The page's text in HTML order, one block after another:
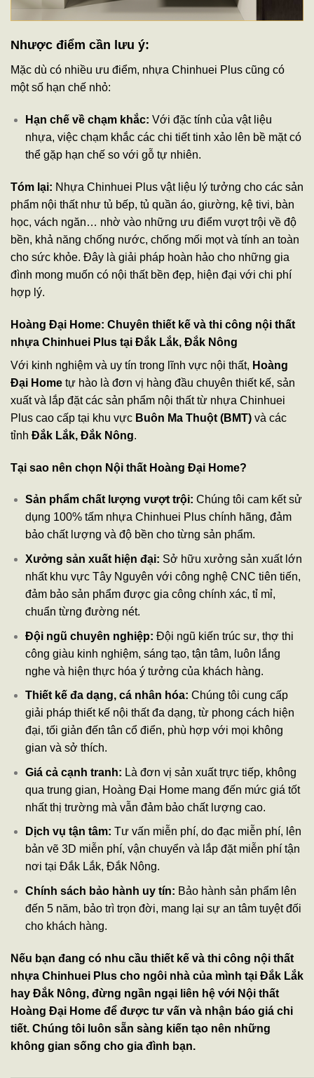
Nhược điểm cần lưu ý:
Mặc dù có nhiều ưu điểm, nhựa Chinhuei Plus cũng có
một số hạn chế nhỏ:
Hạn chế về chạm khắc: Với đặc tính của vật liệu
nhựa, việc chạm khắc các chi tiết tinh xảo lên bề mặt có
thể gặp hạn chế so với gỗ tự nhiên.
Tóm lại: Nhựa Chinhuei Plus vật liệu lý tưởng cho các sản
phẩm nội thất như tủ bếp, tủ quần áo, giường, kệ tivi, bàn
học, vách ngăn… nhờ vào những ưu điểm vượt trội về độ
bền, khả năng chống nước, chống mối mọt và tính an toàn
cho sức khỏe. Đây là giải pháp hoàn hảo cho những gia
đình mong muốn có nội thất bền đẹp, hiện đại với chi phí
hợp lý.
Hoàng Đại Home: Chuyên thiết kế và thi công nội thất
nhựa Chinhuei Plus tại Đắk Lắk, Đắk Nông
Với kinh nghiệm và uy tín trong lĩnh vực nội thất, Hoàng
Đại Home tự hào là đơn vị hàng đầu chuyên thiết kế, sản
xuất và lắp đặt các sản phẩm nội thất từ nhựa Chinhuei
Plus cao cấp tại khu vực Buôn Ma Thuột (BMT) và các
tỉnh Đắk Lắk, Đắk Nông.
Tại sao nên chọn Nội thất Hoàng Đại Home?
Sản phẩm chất lượng vượt trội: Chúng tôi cam kết sử
dụng 100% tấm nhựa Chinhuei Plus chính hãng, đảm
bảo chất lượng và độ bền cho từng sản phẩm.
Xưởng sản xuất hiện đại: Sở hữu xưởng sản xuất lớn
nhất khu vực Tây Nguyên với công nghệ CNC tiên tiến,
đảm bảo sản phẩm được gia công chính xác, tỉ mỉ,
chuẩn từng đường nét.
Đội ngũ chuyên nghiệp: Đội ngũ kiến trúc sư, thợ thi
công giàu kinh nghiệm, sáng tạo, tận tâm, luôn lắng
nghe và hiện thực hóa ý tưởng của khách hàng.
Thiết kế đa dạng, cá nhân hóa: Chúng tôi cung cấp
giải pháp thiết kế nội thất đa dạng, từ phong cách hiện
đại, tối giản đến tân cổ điển, phù hợp với mọi không
gian và sở thích.
Giá cả cạnh tranh: Là đơn vị sản xuất trực tiếp, không
qua trung gian, Hoàng Đại Home mang đến mức giá tốt
nhất thị trường mà vẫn đảm bảo chất lượng cao.
Dịch vụ tận tâm: Tư vấn miễn phí, do đạc miễn phí, lên
bản vẽ 3D miễn phí, vận chuyển và lắp đặt miễn phí tận
nơi tại Đắk Lắk, Đắk Nông.
Chính sách bảo hành uy tín: Bảo hành sản phẩm lên
đến 5 năm, bảo trì trọn đời, mang lại sự an tâm tuyệt đối
cho khách hàng.
Nếu bạn đang có nhu cầu thiết kế và thi công nội thất
nhựa Chinhuei Plus cho ngôi nhà của mình tại Đắk Lắk
hay Đắk Nông, đừng ngần ngại liên hệ với Nội thất
Hoàng Đại Home để được tư vấn và nhận báo giá chi
tiết. Chúng tôi luôn sẵn sàng kiến tạo nên những
không gian sống cho gia đình bạn.